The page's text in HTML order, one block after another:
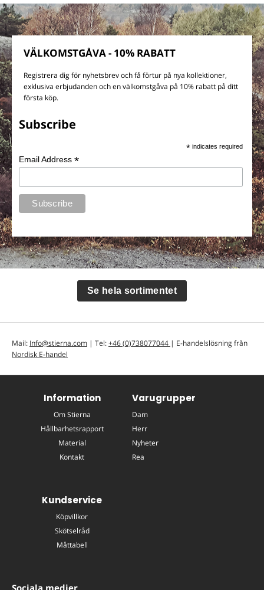
VÄLKOMSTGÅVA - 10% RABATT
Registrera dig för nyhetsbrev och få förtur på nya kollektioner,
exklusiva erbjudanden och en välkomstgåva på 10% rabatt på ditt
första köp.
Subscribe
* indicates required
Email Address*
Se hela sortimentet
Mail: Info@stierna.com | Tel:+46 (0)738077044 | E-handelslösning från
Nordisk E-handel
Information
Om Stierna
Hållbarhetsrapport
Material
Kontakt
Varugrupper
Dam
Herr
Nyheter
Rea
Kundservice
Köpvillkor
Skötselråd
Måttabell
Sociala medier